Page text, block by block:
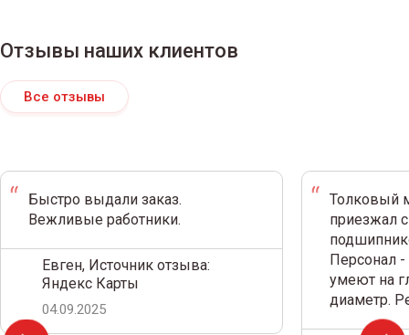
Отзывы наших клиентов
Все отзывы
Быстро выдали заказ.
Вежливые работники.
Евген, Источник отзыва:
Яндекс Карты
04.09.2025
Толковый
приезжал
Персонал
умеют на
диаметр.